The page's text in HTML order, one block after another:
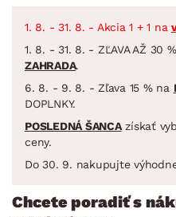
1. 8. - 31. 8. - Akcia 1 + 1 na
1. 8. - 31. 8. - ZĽAVA AŽ 30
ZAHRADA.
6. 8. - 9. 8. - Zľava 15 % na
DOPLNKY.
POSLEDNÁ ŠANCAzískať
ceny.
Do 30. 9. nakupujte
Chcete poradiť s